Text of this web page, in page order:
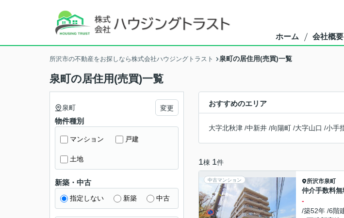
ホーム 会社概要
所沢市の不動産をお探しなら株式会社ハウジングトラスト 泉町の居住用(売買)一覧
泉町の居住用(売買)一覧
おすすめのエリア
大字北秋津 /中新井 /向陽町 /大字山口 /小手
1棟 1件
中古マンション 所沢市泉町
仲介手数料
-
/築52年 /6階
泉町 変更
物件種別
マンション 戸建
土地
新築・中古
指定しない 新築 中古